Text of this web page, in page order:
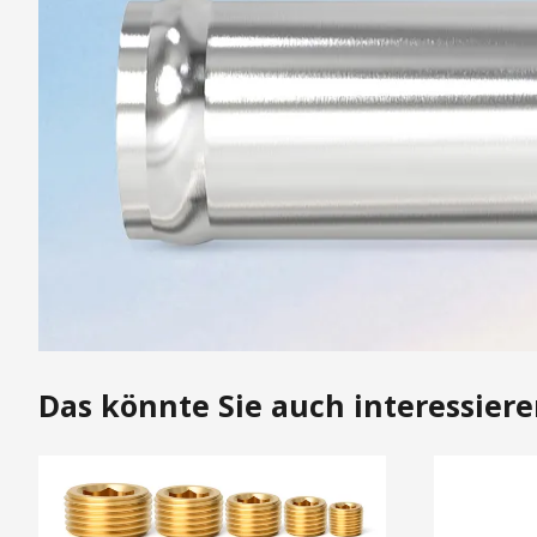
Das könnte Sie auch